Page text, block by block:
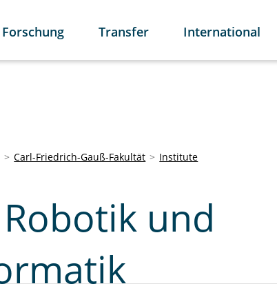
Forschung Transfer International
Carl-Friedrich-Gauß-Fakultät Institute
und